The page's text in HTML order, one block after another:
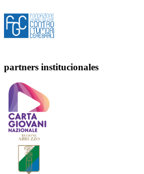
partners institucionales